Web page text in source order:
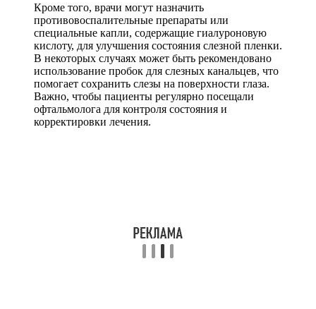
Кроме того, врачи могут назначить
противовоспалительные препараты или
специальные капли, содержащие гиалуроновую
кислоту, для улучшения состояния слезной пленки.
В некоторых случаях может быть рекомендовано
использование пробок для слезных канальцев, что
помогает сохранить слезы на поверхности глаза.
Важно, чтобы пациенты регулярно посещали
офтальмолога для контроля состояния и
корректировки лечения.